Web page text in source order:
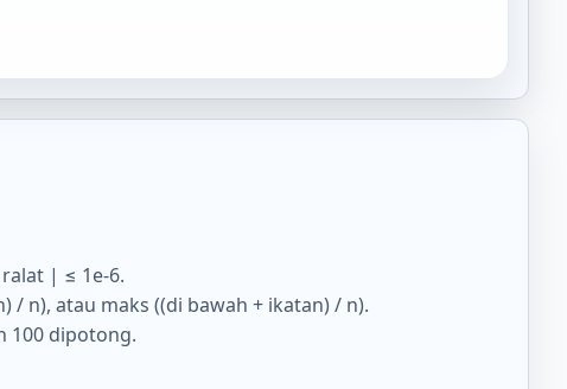
| ≤ 1e-6.
/ n), atau maks ((di bawah + ikatan) / n).
100 dipotong.